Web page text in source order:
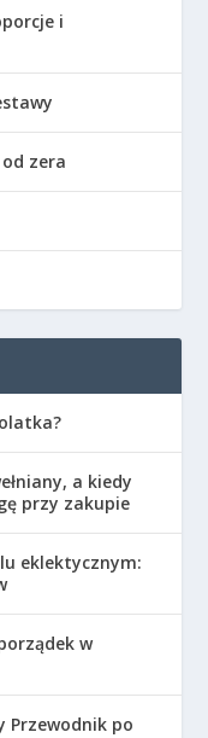
i
zera
a kiedy
przy zakupie
eklektycznym:
w
Przewodnik po